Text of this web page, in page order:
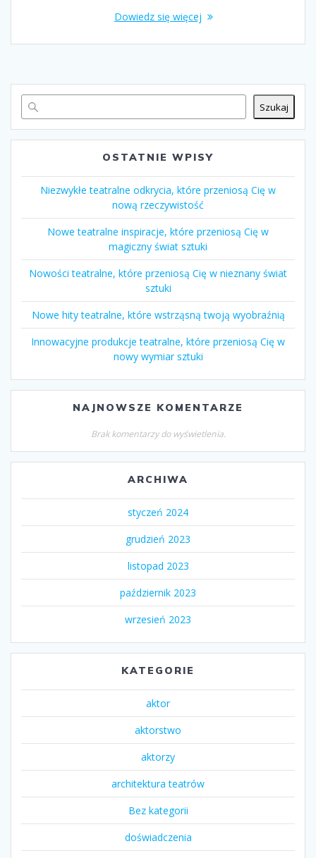
Dowiedz się więcej
Szukaj
OSTATNIE WPISY
Niezwykłe teatralne odkrycia, które przeniosą Cię w
nową rzeczywistość
Nowe teatralne inspiracje, które przeniosą Cię w
magiczny świat sztuki
Nowości teatralne, które przeniosą Cię w nieznany świat
sztuki
Nowe hity teatralne, które wstrząsną twoją wyobraźnią
Innowacyjne produkcje teatralne, które przeniosą Cię w
nowy wymiar sztuki
NAJNOWSZE KOMENTARZE
Brak komentarzy do wyświetlenia.
ARCHIWA
styczeń 2024
grudzień 2023
listopad 2023
październik 2023
wrzesień 2023
KATEGORIE
aktor
aktorstwo
aktorzy
architektura teatrów
Bez kategorii
doświadczenia